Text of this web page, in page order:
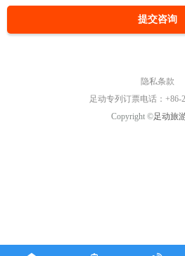
提交咨询
隐私条款
足动专列订票电话：+86-
Copyright ©足动旅